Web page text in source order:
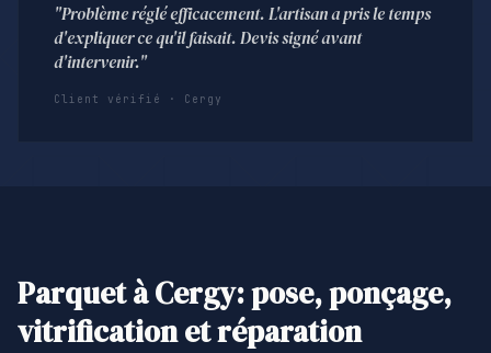
"Problème réglé efficacement. L'artisan a pris le temps
d'expliquer ce qu'il faisait. Devis signé avant
d'intervenir."
Client vérifié · Cergy
Parquet à Cergy: pose, ponçage,
vitrification et réparation